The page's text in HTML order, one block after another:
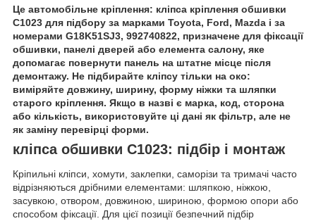
Це автомобільне кріплення: кліпса кріплення обшивки
C1023 для підбору за марками Toyota, Ford, Mazda і за
номерами G18K51SJ3, 992740822, призначене для фіксації
обшивки, панелі дверей або елемента салону, яке
допомагає повернути панель на штатне місце після
демонтажу. Не підбирайте кліпсу тільки на око:
виміряйте довжину, ширину, форму ніжки та шляпки
старого кріплення. Якщо в назві є марка, код, сторона
або кількість, використовуйте ці дані як фільтр, але не
як заміну перевірці форми.
кліпса обшивки C1023: підбір і монтаж
Кріпильні кліпси, хомути, заклепки, саморізи та тримачі часто
відрізняються дрібними елементами: шляпкою, ніжкою,
засувкою, отвором, довжиною, шириною, формою опори або
способом фіксації. Для цієї позиції безпечний підбір